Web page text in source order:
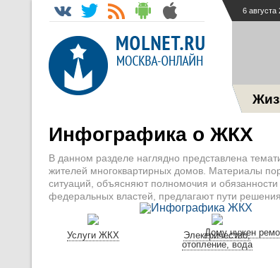
6 августа
Инфографика о ЖКХ
В данном разделе наглядно представлена
жителей многоквартирных домов. Материалы
ситуаций, объясняют полномочия и
федеральных властей, предлагают пути
Дому нужен
Услуги ЖКХ
Электричество,
отопление, вода